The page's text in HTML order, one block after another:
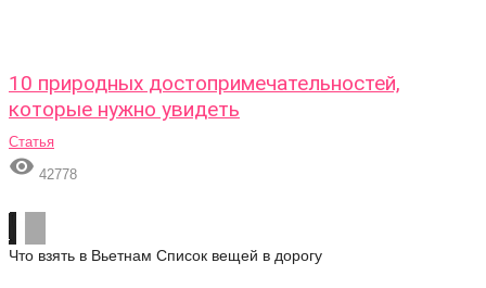
10 природных достопримечательностей,
которые нужно увидеть
Статья
 42778
Что взять в Вьетнам Список вещей в дорогу